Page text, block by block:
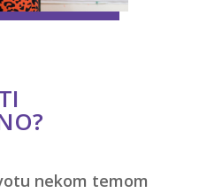
nekom temom